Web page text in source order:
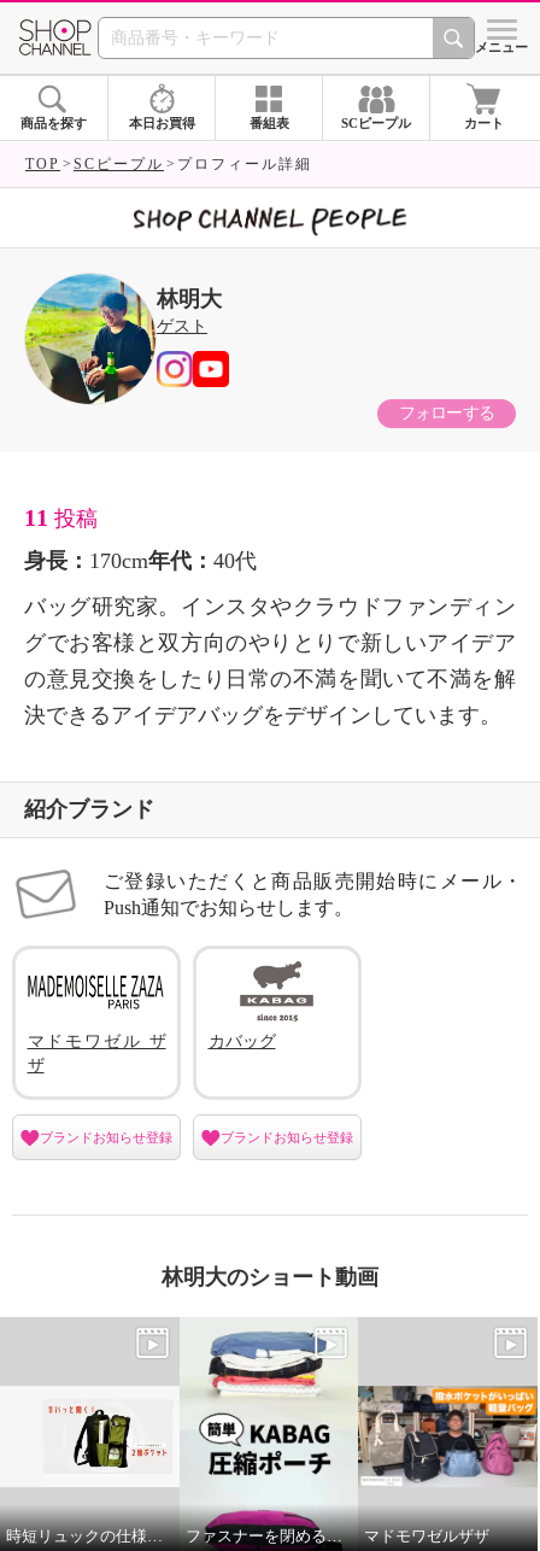
SHOP CHANNEL シメニュー
商品を探す 本日お買得 番組表 SCピープル カート
TOP SCピープル プロフィール詳細
林明大
ゲスト
フォローする
11 投稿
身長： 170cm年代： 40代
バッグ研究家。インスタやクラウドファンディン
グでお客様と双方向のやりとりで新しいアイデア
の意見交換をしたり日常の不満を聞いて不満を解
決できるアイデアバッグをデザインしています。
紹介ブランド
ご登録いただくと商品販売開始時にメール・
Push通知でお知らせします。
マドモワゼル ザ
ザ
ブランドお知らせ登録
カバッグ
ブランドお知らせ登録
林明大のショート動画
時短リュックの仕様説明！ ファスナーを閉めるだけ！簡単圧縮ポーチバッグ マドモワゼルザザ